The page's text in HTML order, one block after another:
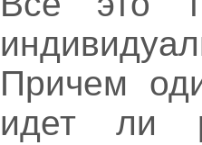
Причем
идет ли